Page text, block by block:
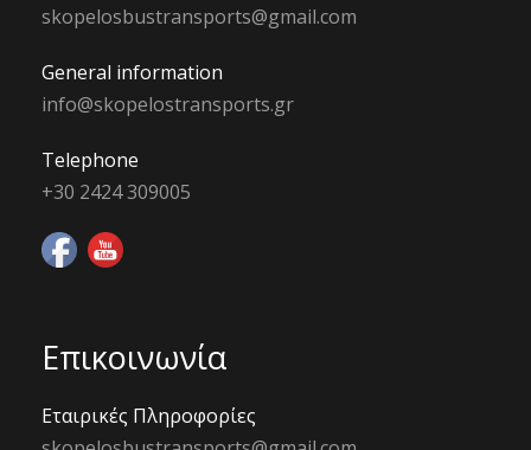
skopelosbustransports@gmail.com
General information
info@skopelostransports.gr
Telephone
+30 2424 309005
Επικοινωνία
Εταιρικές Πληροφορίες